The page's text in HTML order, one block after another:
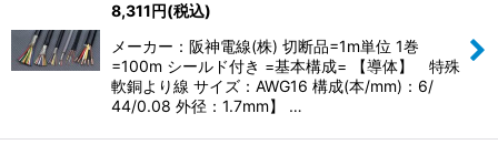
8,311円(税込)
メーカー：阪神電線(株) 切断品=1m単位 1巻
=100m シールド付き =基本構成= 【導体】 特殊
軟銅より線 サイズ：AWG16 構成(本/mm)：6/
44/0.08 外径：1.7mm】 …